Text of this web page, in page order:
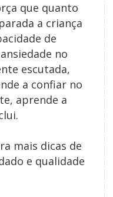
que quanto
a criança
de
no
escutada,
a confiar no
aprende a
mais dicas de
e qualidade